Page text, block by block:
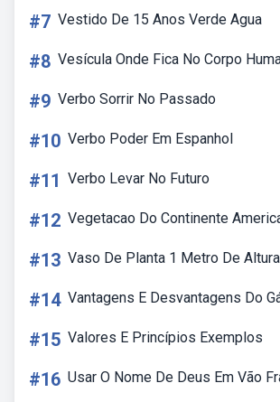
#7 Vestido De 15 Anos Verde Agua
#8 Vesícula Onde Fica No Corpo
#9 Verbo Sorrir No Passado
#10 Verbo Poder Em Espanhol
#11 Verbo Levar No Futuro
#12 Vegetacao Do Continente
#13 Vaso De Planta 1 Metro De Altura
#14 Vantagens E Desvantagens Do
#15 Valores E Princípios Exemplos
#16 Usar O Nome De Deus Em Vão